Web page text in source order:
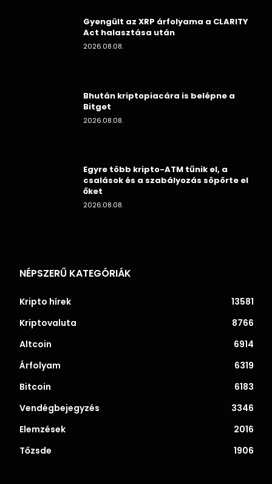
Gyengült az XRP árfolyama a CLARITY
Act halasztása után
2026.08.08.
Bhután kriptopiacára is belépne a
Bitget
2026.08.08.
Egyre több kripto-ATM tűnik el, a
csalások és a szabályozás söpörte el
őket
2026.08.08.
NÉPSZERŰ KATEGÓRIÁK
Kripto hírek
13581
Kriptovaluta
8766
Altcoin
6914
Árfolyam
6319
Bitcoin
6183
Vendégbejegyzés
3346
Elemzések
2016
Tőzsde
1906